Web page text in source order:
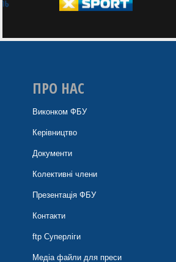
ПРО НАС
Виконком ФБУ
Керівництво
Документи
Колективні члени
Презентація ФБУ
Контакти
ftp Суперліги
Медіа файли для преси